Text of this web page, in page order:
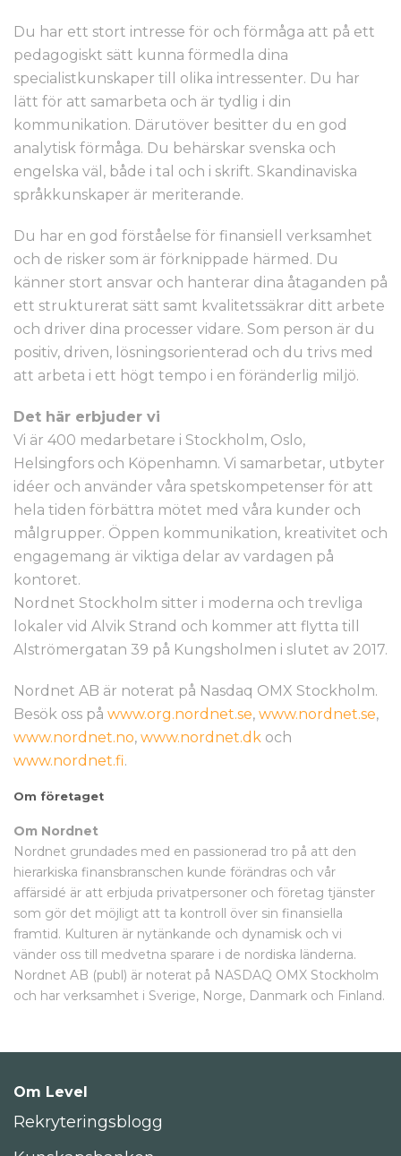
Du har ett stort intresse för och förmåga att på ett
pedagogiskt sätt kunna förmedla dina
specialistkunskaper till olika intressenter. Du har
lätt för att samarbeta och är tydlig i din
kommunikation. Därutöver besitter du en god
analytisk förmåga. Du behärskar svenska och
engelska väl, både i tal och i skrift. Skandinaviska
språkkunskaper är meriterande.
Du har en god förståelse för finansiell verksamhet
och de risker som är förknippade härmed. Du
känner stort ansvar och hanterar dina åtaganden på
ett strukturerat sätt samt kvalitetssäkrar ditt arbete
och driver dina processer vidare. Som person är du
positiv, driven, lösningsorienterad och du trivs med
att arbeta i ett högt tempo i en föränderlig miljö.
Det här erbjuder vi
Vi är 400 medarbetare i Stockholm, Oslo,
Helsingfors och Köpenhamn. Vi samarbetar, utbyter
idéer och använder våra spetskompetenser för att
hela tiden förbättra mötet med våra kunder och
målgrupper. Öppen kommunikation, kreativitet och
engagemang är viktiga delar av vardagen på
kontoret.
Nordnet Stockholm sitter i moderna och trevliga
lokaler vid Alvik Strand och kommer att flytta till
Alströmergatan 39 på Kungsholmen i slutet av 2017.
Nordnet AB är noterat på Nasdaq OMX Stockholm.
Besök oss på www.org.nordnet.se, www.nordnet.se,
www.nordnet.no, www.nordnet.dk och
www.nordnet.fi.
Om företaget
Om Nordnet
Nordnet grundades med en passionerad tro på att den
hierarkiska finansbranschen kunde förändras och vår
affärsidé är att erbjuda privatpersoner och företag tjänster
som gör det möjligt att ta kontroll över sin finansiella
framtid. Kulturen är nytänkande och dynamisk och vi
vänder oss till medvetna sparare i de nordiska länderna.
Nordnet AB (publ) är noterat på NASDAQ OMX Stockholm
och har verksamhet i Sverige, Norge, Danmark och Finland.
Om Level
Rekryteringsblogg